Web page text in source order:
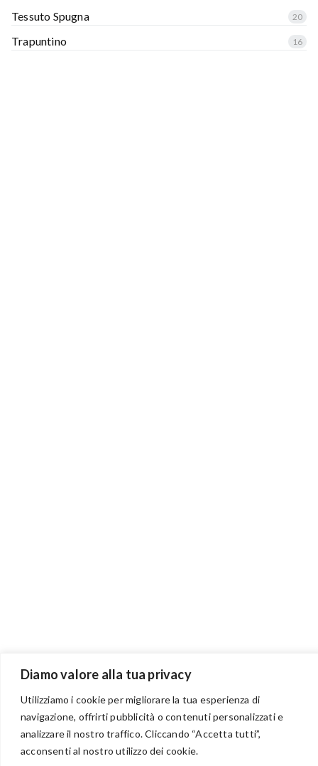
Diamo valore alla tua privacy
Utilizziamo i cookie per migliorare la tua esperienza di
navigazione, offrirti pubblicità o contenuti personalizzati e
analizzare il nostro traffico. Cliccando “Accetta tutti”,
acconsenti al nostro utilizzo dei cookie.
Tessuto Spugna 20
Trapuntino 16
BENVENUTI NEL PORTALE RIVENDITORI